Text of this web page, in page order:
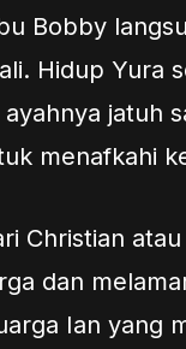
Bobby
Hidup Yura
jatuh
menafkahi
Christian
dan
Ian yang